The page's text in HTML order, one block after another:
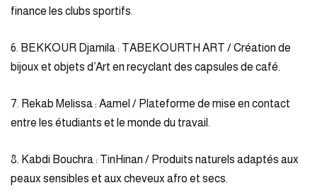
finance les clubs sportifs.
6. BEKKOUR Djamila : TABEKOURTH ART / Création de
bijoux et objets d’Art en recyclant des capsules de café.
7. Rekab Melissa : Aamel / Plateforme de mise en contact
entre les étudiants et le monde du travail.
8. Kabdi Bouchra : TinHinan / Produits naturels adaptés aux
peaux sensibles et aux cheveux afro et secs.